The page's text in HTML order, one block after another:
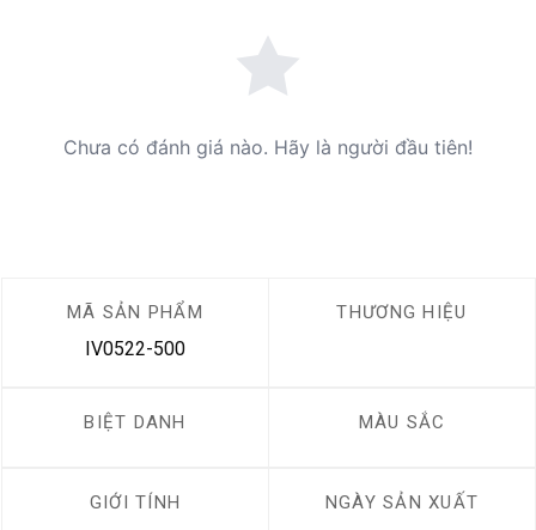
Chưa có đánh giá nào. Hãy là người đầu tiên!
MÃ SẢN PHẨM
IV0522-500
THƯƠNG HIỆU
BIỆT DANH MÀU SẮC
GIỚI TÍNH NGÀY SẢN XUẤT